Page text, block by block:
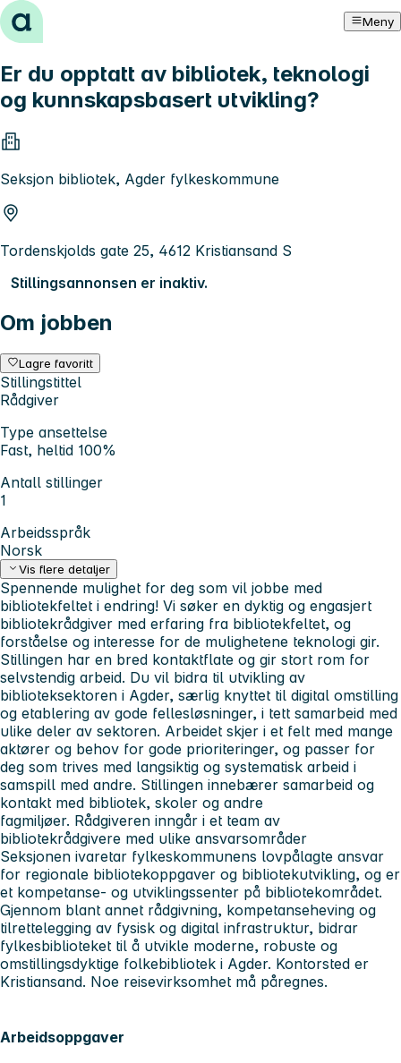
Hopp til innhold Meny
Er du opptatt av bibliotek, teknologi
og kunnskapsbasert utvikling?
Seksjon bibliotek, Agder fylkeskommune
Tordenskjolds gate 25, 4612 Kristiansand S
Stillingsannonsen er inaktiv.
Om jobben
Lagre favoritt
Stillingstittel
Rådgiver
Type ansettelse
Fast, heltid 100%
Antall stillinger
1
Arbeidsspråk
Norsk
Vis flere detaljer
Spennende mulighet for deg som vil jobbe med
bibliotekfeltet i endring! Vi søker en dyktig og engasjert
bibliotekrådgiver med erfaring fra bibliotekfeltet, og
forståelse og interesse for de mulighetene teknologi gir.
Stillingen har en bred kontaktflate og gir stort rom for
selvstendig arbeid. Du vil bidra til utvikling av
biblioteksektoren i Agder, særlig knyttet til digital omstilling
og etablering av gode fellesløsninger, i tett samarbeid med
ulike deler av sektoren. Arbeidet skjer i et felt med mange
aktører og behov for gode prioriteringer, og passer for
deg som trives med langsiktig og systematisk arbeid i
samspill med andre. Stillingen innebærer samarbeid og
kontakt med bibliotek, skoler og andre
fagmiljøer. Rådgiveren inngår i et team av
bibliotekrådgivere med ulike ansvarsområder
Seksjonen ivaretar fylkeskommunens lovpålagte ansvar
for regionale bibliotekoppgaver og bibliotekutvikling, og er
et kompetanse- og utviklingssenter på bibliotekområdet.
Gjennom blant annet rådgivning, kompetanseheving og
tilrettelegging av fysisk og digital infrastruktur, bidrar
fylkesbiblioteket til å utvikle moderne, robuste og
omstillingsdyktige folkebibliotek i Agder. Kontorsted er
Kristiansand. Noe reisevirksomhet må påregnes.
Arbeidsoppgaver